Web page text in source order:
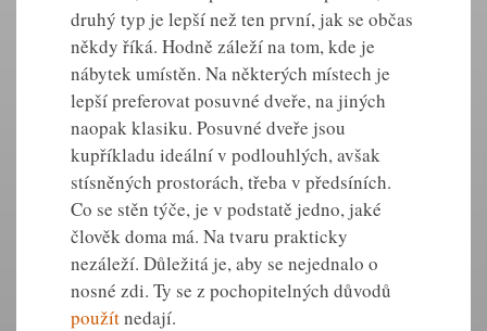
druhý typ je lepší než ten první, jak se občas
někdy říká. Hodně záleží na tom, kde je
nábytek umístěn. Na některých místech je
lepší preferovat posuvné dveře, na jiných
naopak klasiku. Posuvné dveře jsou
kupříkladu ideální v podlouhlých, avšak
stísněných prostorách, třeba v předsíních.
Co se stěn týče, je v podstatě jedno, jaké
člověk doma má. Na tvaru prakticky
nezáleží. Důležitá je, aby se nejednalo o
nosné zdi. Ty se z pochopitelných důvodů
použítnedají.